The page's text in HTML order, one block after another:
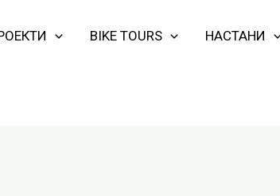
BIKE TOURS НАСТАНИ